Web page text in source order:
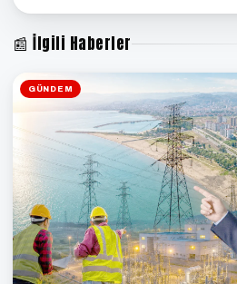
📰 İlgili Haberler
GÜNDEM